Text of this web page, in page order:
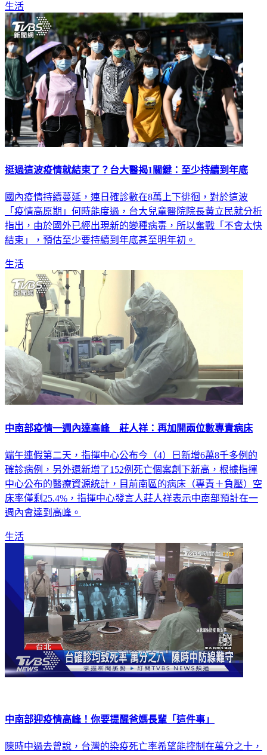
生活
挺過這波疫情就結束了？台大醫揭1關鍵：至少持續到年底
國內疫情持續蔓延，連日確診數在8萬上下徘徊，對於這波
「疫情高原期」何時能度過，台大兒童醫院院長黃立民就分析
指出，由於國外已經出現新的變種病毒，所以奮戰「不會太快
結束」，預估至少要持續到年底甚至明年初。
生活
中南部疫情一週內達高峰 莊人祥：再加開兩位數專責病床
端午連假第二天，指揮中心公布今（4）日新增6萬8千多例的
確診病例，另外還新增了152例死亡個案創下新高，根據指揮
中心公布的醫療資源統計，目前南區的病床（專責＋負壓）空
床率僅剩25.4%，指揮中心發言人莊人祥表示中南部預計在一
週內會達到高峰。
生活
中南部迎疫情高峰！你要提醒爸媽長輩「這件事」
陳時中過去曾說，台灣的染疫死亡率希望能控制在萬分之十，